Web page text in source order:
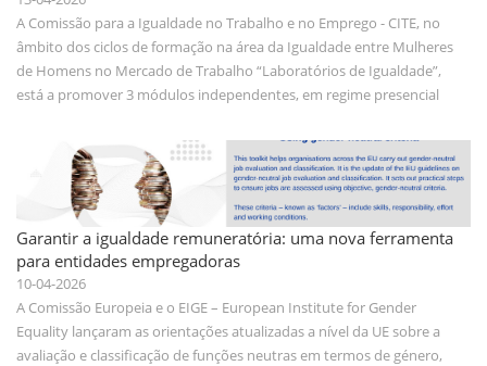
A Comissão para a Igualdade no Trabalho e no Emprego - CITE, no
âmbito dos ciclos de formação na área da Igualdade entre Mulheres
de Homens no Mercado de Trabalho “Laboratórios de Igualdade”,
está a promover 3 módulos independentes, em regime presencial
Garantir a igualdade remuneratória: uma nova ferramenta
para entidades empregadoras
10-04-2026
A Comissão Europeia e o EIGE – European Institute for Gender
Equality lançaram as orientações atualizadas a nível da UE sobre a
avaliação e classificação de funções neutras em termos de género,